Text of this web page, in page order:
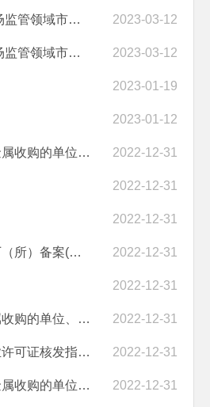
2023年度保山市市场监管领域市级部门联合“双随机、一公开”抽查工作计... 2023-03-12
2023年度保山市市场监管领域市级部门“双随机、一公开”抽查工作计划(保... 2023-03-12
2023-01-19
2023-01-12
从事非生产性废旧金属收购的单位、个人备案(审核) 2022-12-31
2022-12-31
2022-12-31
单位内部设立印刷厂（所）备案(审核) 2022-12-31
2022-12-31
从事生产性废旧金属收购的单位、个人进行许可(审核、发证) 2022-12-31
公章刻制业特种行业许可证核发指南(审核、发证) 2022-12-31
从事非生产性废旧金属收购的单位、个人备案指南(审核) 2022-12-31